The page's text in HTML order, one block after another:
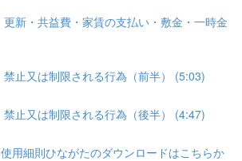
新・共益費・家賃の支払い・敷金・一時金
止又は制限される行為（前半） (5:03)
止又は制限される行為（後半） (4:47)
用細則ひながたのダウンロードはこちらか